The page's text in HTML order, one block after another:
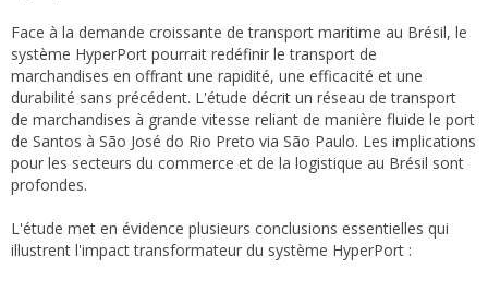
Face à la demande croissante de transport maritime au Brésil, le
système HyperPort pourrait redéfinir le transport de
marchandises en offrant une rapidité, une efficacité et une
durabilité sans précédent. L'étude décrit un réseau de transport
de marchandises à grande vitesse reliant de manière fluide le port
de Santos à São José do Rio Preto via São Paulo. Les implications
pour les secteurs du commerce et de la logistique au Brésil sont
profondes.
L'étude met en évidence plusieurs conclusions essentielles qui
illustrent l'impact transformateur du système HyperPort :